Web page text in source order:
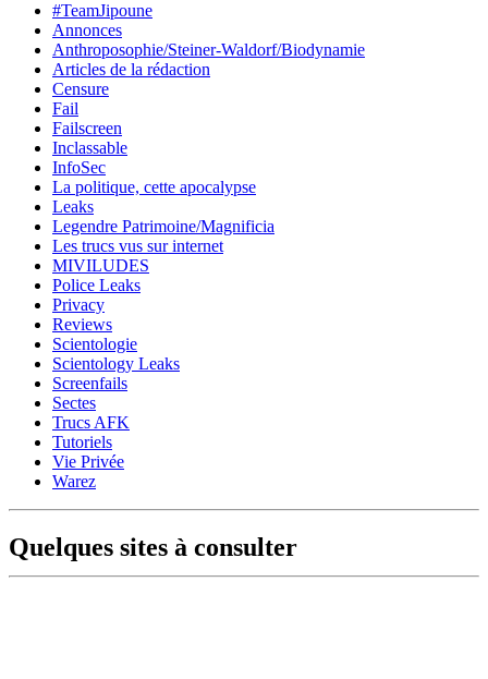
#TeamJipoune
Annonces
Anthroposophie/Steiner-Waldorf/Biodynamie
Articles de la rédaction
Censure
Fail
Failscreen
Inclassable
InfoSec
La politique, cette apocalypse
Leaks
Legendre Patrimoine/Magnificia
Les trucs vus sur internet
MIVILUDES
Police Leaks
Privacy
Reviews
Scientologie
Scientology Leaks
Screenfails
Sectes
Trucs AFK
Tutoriels
Vie Privée
Warez
Quelques sites à consulter